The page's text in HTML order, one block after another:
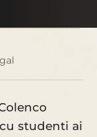
studenti ai